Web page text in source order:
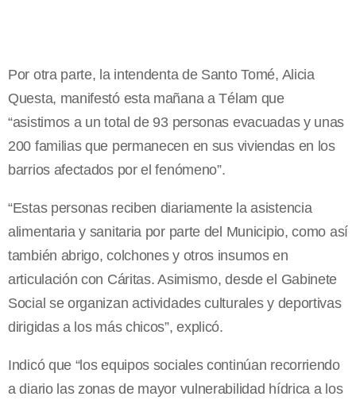
Por otra parte, la intendenta de Santo Tomé, Alicia
Questa, manifestó esta mañana a Télam que
“asistimos a un total de 93 personas evacuadas y unas
200 familias que permanecen en sus viviendas en los
barrios afectados por el fenómeno”.
“Estas personas reciben diariamente la asistencia
alimentaria y sanitaria por parte del Municipio, como así
también abrigo, colchones y otros insumos en
articulación con Cáritas. Asimismo, desde el Gabinete
Social se organizan actividades culturales y deportivas
dirigidas a los más chicos”, explicó.
Indicó que “los equipos sociales continúan recorriendo
a diario las zonas de mayor vulnerabilidad hídrica a los